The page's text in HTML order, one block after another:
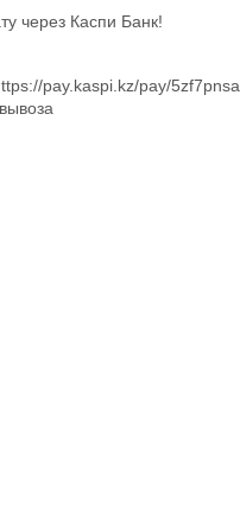
через Каспи Банк!
pay.kaspi.kz/pay/5zf7pnsa